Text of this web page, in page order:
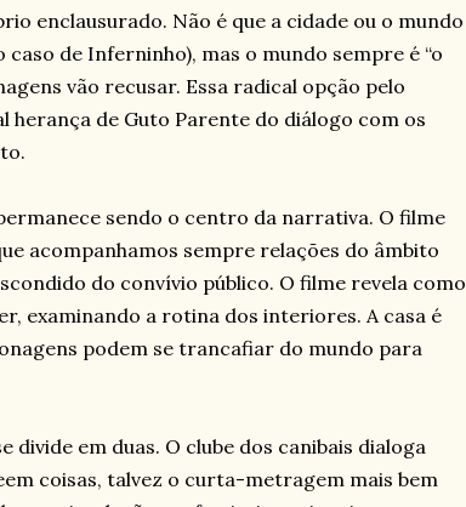
enclausurado. Não é que a cidade ou o mundo
de Inferninho), mas o mundo sempre é “o
vão recusar. Essa radical opção pelo
de Guto Parente do diálogo com os
sendo o centro da narrativa. O filme
acompanhamos sempre relações do âmbito
do convívio público. O filme revela como
examinando a rotina dos interiores. A casa é
podem se trancafiar do mundo para
divide em duas. O clube dos canibais dialoga
coisas, talvez o curta-metragem mais bem